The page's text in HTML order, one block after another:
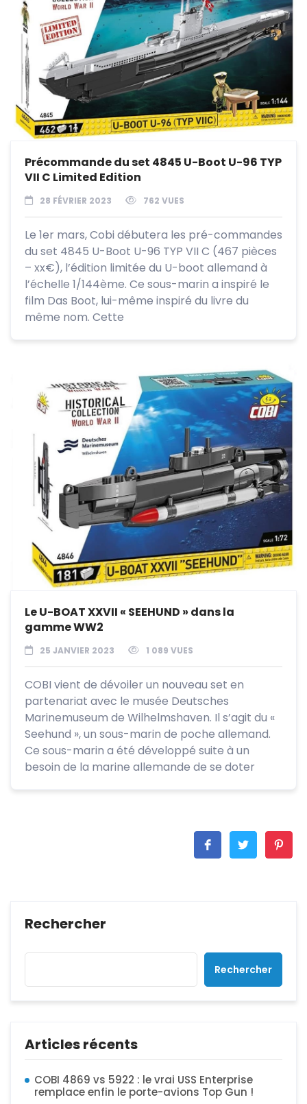
Précommande du set 4845 U-Boot U-96 TYP
VII C Limited Edition
28 FÉVRIER 2023 762 VUES
Le 1er mars, Cobi débutera les pré-commandes
du set 4845 U-Boot U-96 TYP VII C (467 pièces
– xx€), l’édition limitée du U-boot allemand à
l’échelle 1/144ème. Ce sous-marin a inspiré le
film Das Boot, lui-même inspiré du livre du
même nom. Cette
Le U-BOAT XXVII « SEEHUND » dans la
gamme WW2
25 JANVIER 2023 1 089 VUES
COBI vient de dévoiler un nouveau set en
partenariat avec le musée Deutsches
Marinemuseum de Wilhelmshaven. Il s’agit du «
Seehund », un sous-marin de poche allemand.
Ce sous-marin a été développé suite à un
besoin de la marine allemande de se doter
Rechercher
Rechercher
Articles récents
COBI 4869 vs 5922 : le vrai USS Enterprise
remplace enfin le porte-avions Top Gun !